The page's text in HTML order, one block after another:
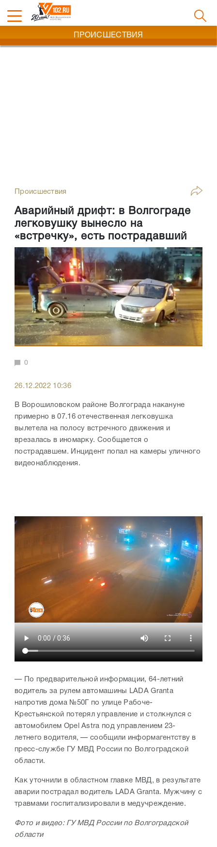
ПРОИСШЕСТВИЯ
Происшествия
Аварийный дрифт: в Волгограде
легковушку вынесло на
«встречку», есть пострадавший
0
26.12.2022 10:36
В Ворошиловском районе Волгограда накануне
примерно в 07.16 отечественная легковушка
вылетела на полосу встречного движения и
врезалась в иномарку. Сообщается о
пострадавшем. Инцидент попал на камеры уличного
видеонаблюдения.
— По предварительной информации, 64-летний
водитель за рулем автомашины LADA Granta
напротив дома №50Г по улице Рабоче-
Крестьянской потерял управление и столкнулся с
автомобилем Opel Astra под управлением 23-
летнего водителя, — сообщили информагентству в
пресс-службе ГУ МВД России по Волгоградской
области.
Как уточнили в областном главке МВД, в результате
аварии пострадал водитель LADA Granta. Мужчину с
травмами госпитализировали в медучреждение.
Фото и видео: ГУ МВД России по Волгоградской
области